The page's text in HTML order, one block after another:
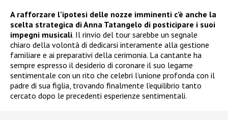
A rafforzare l’ipotesi delle nozze imminenti c’è anche la
scelta strategica di Anna Tatangelo di posticipare i suoi
impegni musicali. Il rinvio del tour sarebbe un segnale
chiaro della volontà di dedicarsi interamente alla gestione
familiare e ai preparativi della cerimonia. La cantante ha
sempre espresso il desiderio di coronare il suo legame
sentimentale con un rito che celebri l’unione profonda con il
padre di sua figlia, trovando finalmente l’equilibrio tanto
cercato dopo le precedenti esperienze sentimentali.